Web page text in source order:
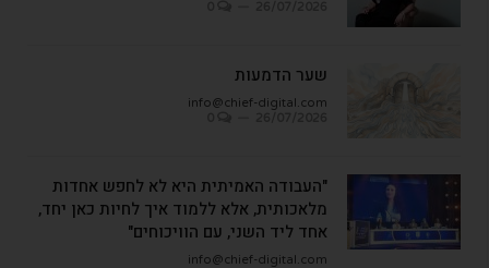
שער הדמעות
info@chief-digital.com
"העבודה האמיתית היא לא לחפש אחדות
מלאכותית, אלא ללמוד איך לחיות כאן יחד,
אחד ליד השני, עם הוויכוחים"
info@chief-digital.com